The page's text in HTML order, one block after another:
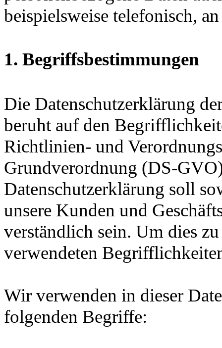
beispielsweise telefonisch,
1. Begriffsbestimmungen
Die Datenschutzerklärung
beruht auf den
Richtlinien- und
Grundverordnung (DS-
Datenschutzerklärung soll
unsere Kunden und
verständlich sein. Um dies
verwendeten
Wir verwenden in dieser
folgenden Begriffe: